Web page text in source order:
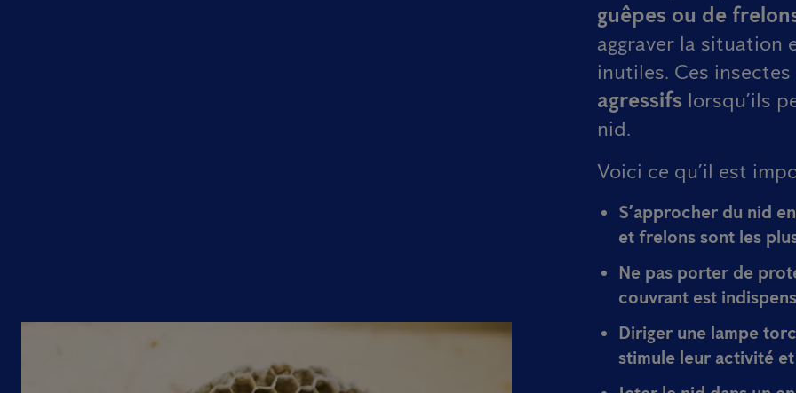
guêpes ou de
aggraver la situation
inutiles. Ces
agressifs lorsqu’ils
nid.
Voici ce qu’il est
S’approcher du nid
et frelons sont les
Ne pas porter de
couvrant est
Diriger une lampe
stimule leur activité